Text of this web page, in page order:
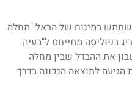
במינוח של הראל "מחלה
בפוליסה מתייחס ל"בעיה
את ההבדל שבין מחלה
לתוצאה הנכונה בדרך